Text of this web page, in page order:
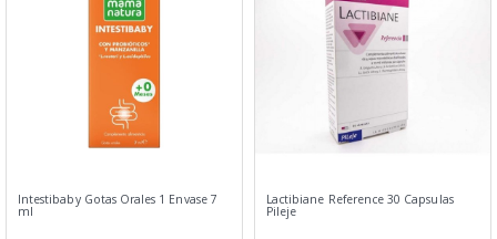
Intestibaby Gotas Orales 1 Envase 7
ml
Lactibiane Reference 30 Capsulas
Pileje